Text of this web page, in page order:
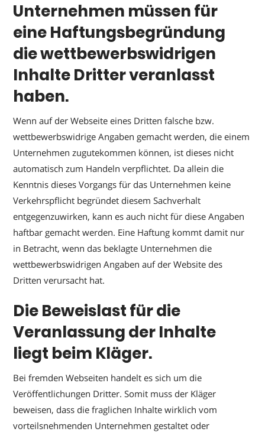
Unternehmen müssen für
eine Haftungsbegründung
die wettbewerbswidrigen
Inhalte Dritter veranlasst
haben.
Wenn auf der Webseite eines Dritten falsche bzw.
wettbewerbswidrige Angaben gemacht werden, die einem
Unternehmen zugutekommen können, ist dieses nicht
automatisch zum Handeln verpflichtet. Da allein die
Kenntnis dieses Vorgangs für das Unternehmen keine
Verkehrspflicht begründet diesem Sachverhalt
entgegenzuwirken, kann es auch nicht für diese Angaben
haftbar gemacht werden. Eine Haftung kommt damit nur
in Betracht, wenn das beklagte Unternehmen die
wettbewerbswidrigen Angaben auf der Website des
Dritten verursacht hat.
Die Beweislast für die
Veranlassung der Inhalte
liegt beim Kläger.
Bei fremden Webseiten handelt es sich um die
Veröffentlichungen Dritter. Somit muss der Kläger
beweisen, dass die fraglichen Inhalte wirklich vom
vorteilsnehmenden Unternehmen gestaltet oder